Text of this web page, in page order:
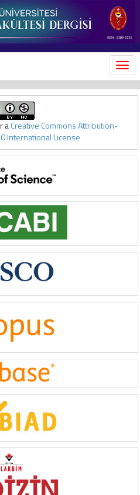
aCreative Commons Attribution-
International License